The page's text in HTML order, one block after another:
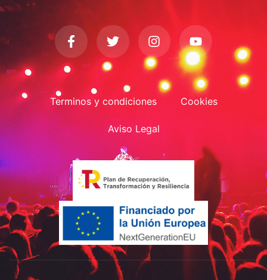
Terminos y condiciones Cookies
Aviso Legal